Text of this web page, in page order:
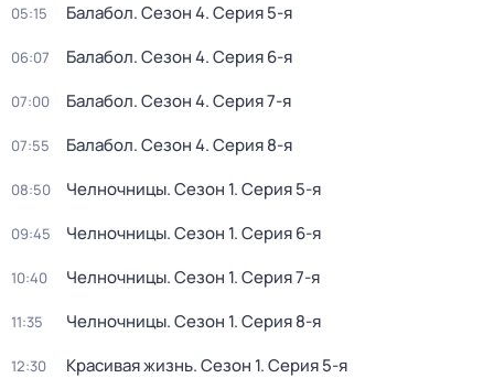
05:15 Балабол. Сезон 4. Серия 5-я
06:07 Балабол. Сезон 4. Серия 6-я
07:00 Балабол. Сезон 4. Серия 7-я
07:55 Балабол. Сезон 4. Серия 8-я
08:50 Челночницы. Сезон 1. Серия 5-я
09:45 Челночницы. Сезон 1. Серия 6-я
10:40 Челночницы. Сезон 1. Серия 7-я
11:35 Челночницы. Сезон 1. Серия 8-я
12:30 Красивая жизнь. Сезон 1. Серия 5-я